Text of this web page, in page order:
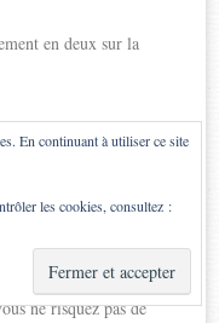
en deux sur la
laissez
ne risquez pas de
En continuant à utiliser ce site
les cookies, consultez :